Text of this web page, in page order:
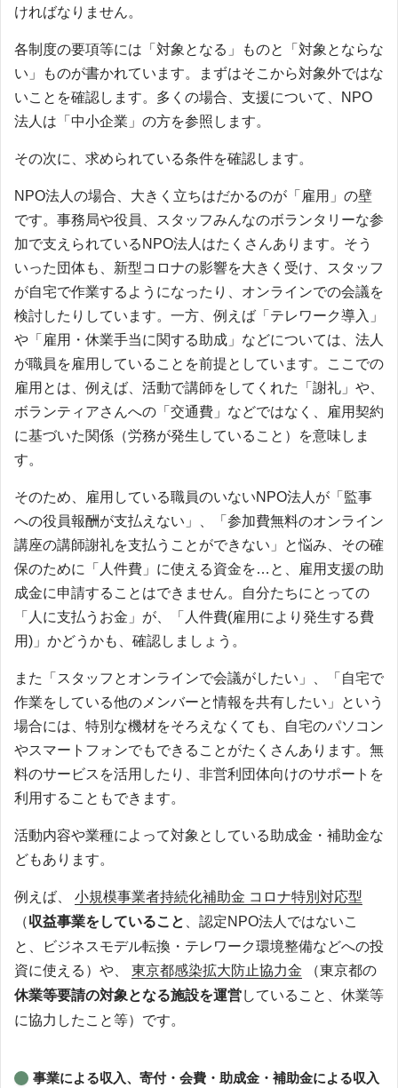
ければなりません。
各制度の要項等には「対象となる」ものと「対象とならな
い」ものが書かれています。まずはそこから対象外ではな
いことを確認します。多くの場合、支援について、NPO
法人は「中小企業」の方を参照します。
その次に、求められている条件を確認します。
NPO法人の場合、大きく立ちはだかるのが「雇用」の壁
です。事務局や役員、スタッフみんなのボランタリーな参
加で支えられているNPO法人はたくさんあります。そう
いった団体も、新型コロナの影響を大きく受け、スタッフ
が自宅で作業するようになったり、オンラインでの会議を
検討したりしています。一方、例えば「テレワーク導入」
や「雇用・休業手当に関する助成」などについては、法人
が職員を雇用していることを前提としています。ここでの
雇用とは、例えば、活動で講師をしてくれた「謝礼」や、
ボランティアさんへの「交通費」などではなく、雇用契約
に基づいた関係（労務が発生していること）を意味しま
す。
そのため、雇用している職員のいないNPO法人が「監事
への役員報酬が支払えない」、「参加費無料のオンライン
講座の講師謝礼を支払うことができない」と悩み、その確
保のために「人件費」に使える資金を…と、雇用支援の助
成金に申請することはできません。自分たちにとっての
「人に支払うお金」が、「人件費(雇用により発生する費
用)」かどうかも、確認しましょう。
また「スタッフとオンラインで会議がしたい」、「自宅で
作業をしている他のメンバーと情報を共有したい」という
場合には、特別な機材をそろえなくても、自宅のパソコン
やスマートフォンでもできることがたくさんあります。無
料のサービスを活用したり、非営利団体向けのサポートを
利用することもできます。
活動内容や業種によって対象としている助成金・補助金な
どもあります。
例えば、 小規模事業者持続化補助金 コロナ特別対応型
（収益事業をしていること
、認定NPO法人ではないこ
と、ビジネスモデル転換・テレワーク環境整備などへの投
資に使える）や、 東京都感染拡大防止協力金 （東京都の
休業等要請の対象となる施設を運営していること、休業等
に協力したこと等）です。
事業による収入、寄付・会費・助成金・補助金による収入